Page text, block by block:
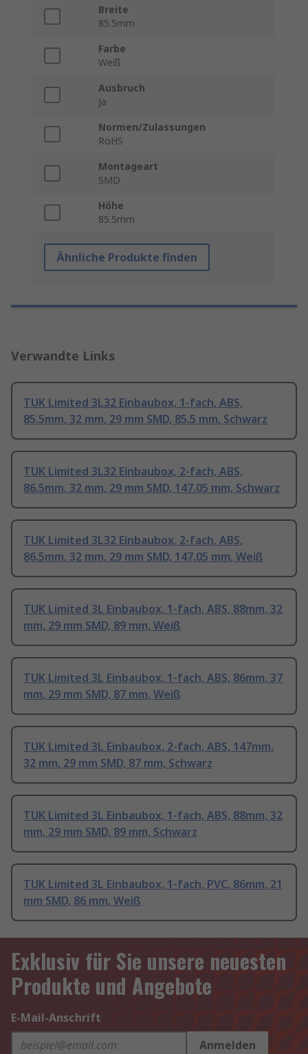
Breite
85.5mm
Farbe
Weiß
Ausbruch
Ja
Normen/Zulassungen
RoHS
Montageart
SMD
Höhe
85.5mm
Ähnliche Produkte finden
Verwandte Links
TUK Limited 3L32 Einbaubox, 1-fach, ABS,
85.5mm, 32 mm, 29 mm SMD, 85.5 mm, Schwarz
TUK Limited 3L32 Einbaubox, 2-fach, ABS,
86.5mm, 32 mm, 29 mm SMD, 147.05 mm, Schwarz
TUK Limited 3L32 Einbaubox, 2-fach, ABS,
86.5mm, 32 mm, 29 mm SMD, 147.05 mm, Weiß
TUK Limited 3L Einbaubox, 1-fach, ABS, 88mm, 32
mm, 29 mm SMD, 89 mm, Weiß
TUK Limited 3L Einbaubox, 1-fach, ABS, 86mm, 37
mm, 29 mm SMD, 87 mm, Weiß
TUK Limited 3L Einbaubox, 2-fach, ABS, 147mm,
32 mm, 29 mm SMD, 87 mm, Schwarz
TUK Limited 3L Einbaubox, 1-fach, ABS, 88mm, 32
mm, 29 mm SMD, 89 mm, Schwarz
TUK Limited 3L Einbaubox, 1-fach, PVC, 86mm, 21
mm SMD, 86 mm, Weiß
Exklusiv für Sie unsere neuesten
Produkte und Angebote
E-Mail-Anschrift
Anmelden